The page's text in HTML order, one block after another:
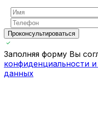
Проконсультироваться
Заполняя форму Вы
конфиденциальности
данных